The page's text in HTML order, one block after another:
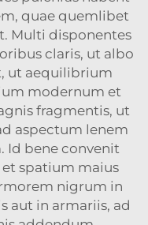
quae quemlibet
Multi disponentes
claris, ut albo
ut aequilibrium
modernum et
fragmentis, ut
aspectum lenem
Id bene convenit
spatium maius
nigrum in
aut in armariis, ad